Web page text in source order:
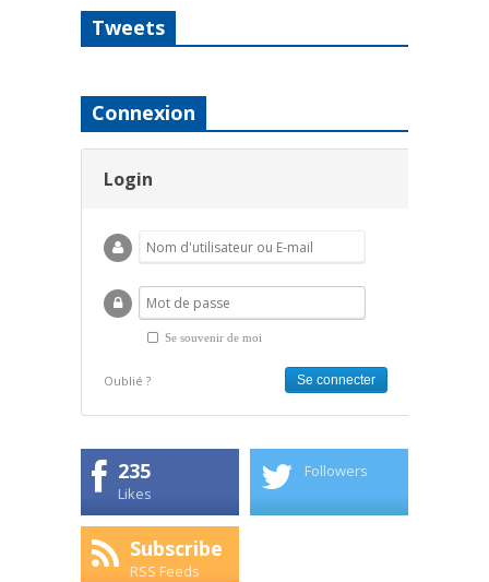
Tweets
Connexion
Login
Se souvenir de moi
Oublié ?
235
Likes
Followers
Subscribe
RSS Feeds